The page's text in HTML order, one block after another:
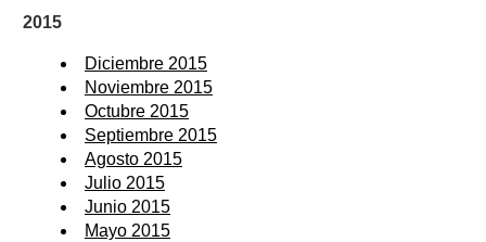
2015
Diciembre 2015
Noviembre 2015
Octubre 2015
Septiembre 2015
Agosto 2015
Julio 2015
Junio 2015
Mayo 2015